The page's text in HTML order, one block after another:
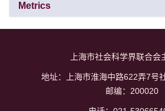
Metrics
上海市社会科学界联合会
地址：上海市淮海中路622弄7号
邮编：200020